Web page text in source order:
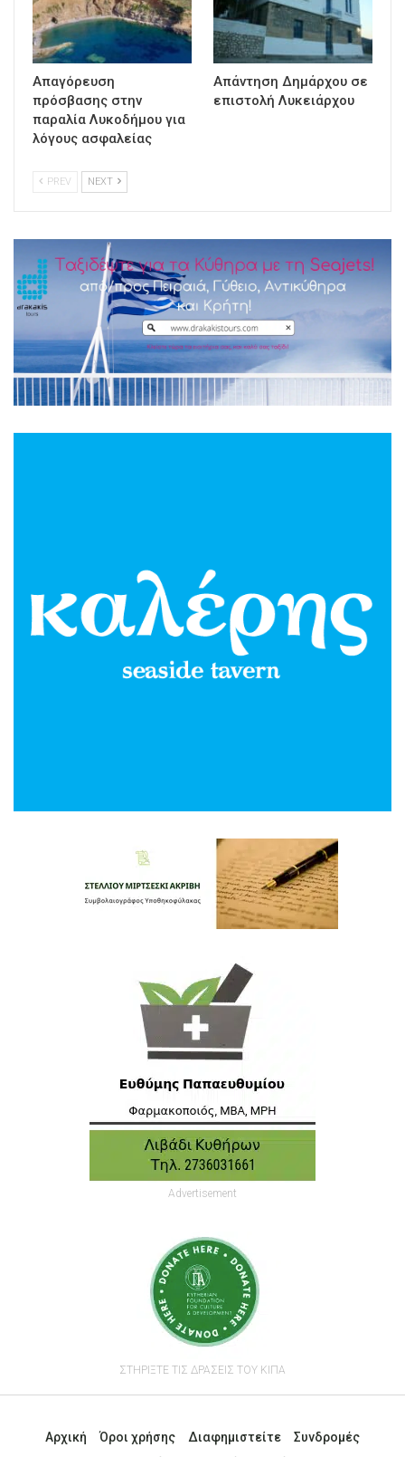
Απαγόρευση
πρόσβασης στην
παραλία Λυκοδήμου για
λόγους ασφαλείας
Απάντηση Δημάρχου σε
επιστολή Λυκειάρχου
PREV NEXT
Advertisement
ΣΤΗΡΙΞΤΕ ΤΙΣ ΔΡΑΣΕΙΣ ΤΟΥ ΚΙΠΑ
Αρχική Όροι χρήσης Διαφημιστείτε
Συνδρομές